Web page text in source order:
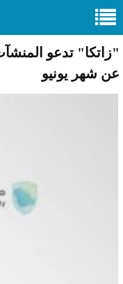
"زاتكا" تدعو
عن شهر يونيو